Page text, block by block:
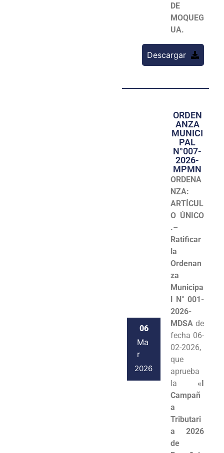
DE
MOQUEG
UA.
Descargar
06
Ma
r
2026
ORDEN
ANZA
MUNICI
PAL
N°007-
2026-
MPMN
ORDENA
NZA:
ARTÍCUL
O ÚNICO
.–
Ratificar
la
Ordenan
za
Municipa
l N° 001-
2026-
MDSA de
fecha 06-
02-2026,
que
aprueba
la «I
Campañ
a
Tributari
a 2026
de